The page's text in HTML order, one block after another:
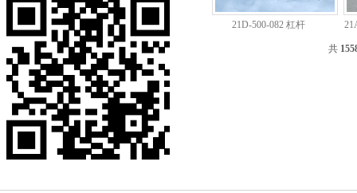
21D-500-082 杠杆
共